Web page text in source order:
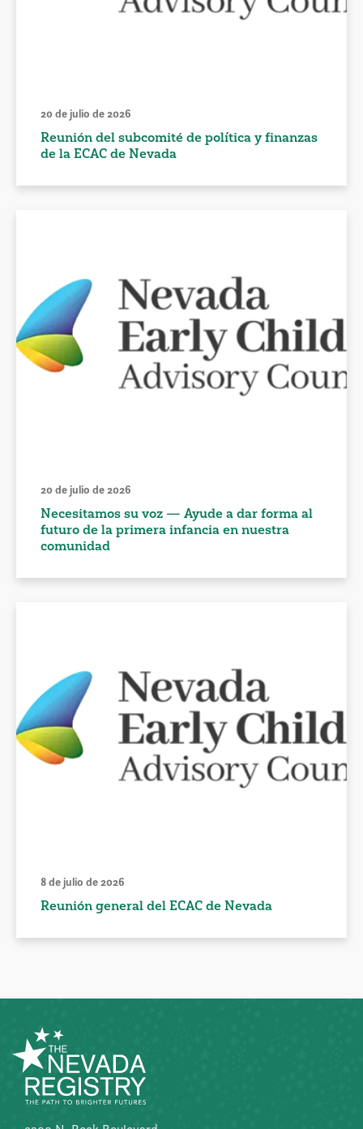
20 de julio de 2026
Reunión del subcomité de política y finanzas
de la ECAC de Nevada
20 de julio de 2026
Necesitamos su voz — Ayude a dar forma al
futuro de la primera infancia en nuestra
comunidad
8 de julio de 2026
Reunión general del ECAC de Nevada